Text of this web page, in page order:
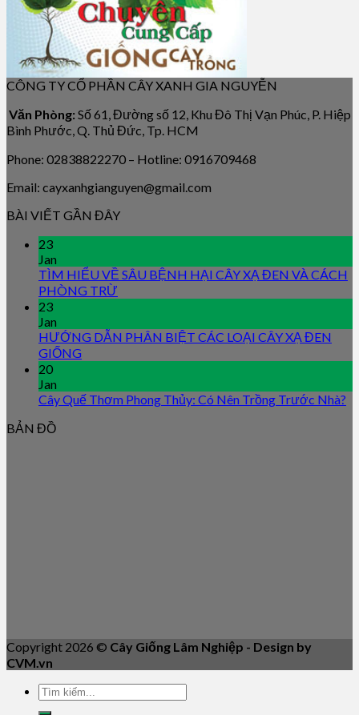
CÔNG TY CỔ PHẦN CÂY XANH GIA NGUYỄN
Văn Phòng: Số 61, Đường số 12, Khu Đô Thị Vạn Phúc, P. Hiệp
Bình Phước, Q. Thủ Đức, Tp. HCM
Phone: 02838822270 – Hotline: 0916709468
Email: cayxanhgianguyen@gmail.com
BÀI VIẾT GẦN ĐÂY
23
Jan
TÌM HIỂU VỀ SÂU BỆNH HẠI CÂY XẠ ĐEN VÀ CÁCH
PHÒNG TRỪ
23
Jan
HƯỚNG DẪN PHÂN BIỆT CÁC LOẠI CÂY XẠ ĐEN
GIỐNG
20
Jan
Cây Quế Thơm Phong Thủy: Có Nên Trồng Trước Nhà?
BẢN ĐỒ
Copyright 2026 © Cây Giống Lâm Nghiệp - Design by
CVM.vn